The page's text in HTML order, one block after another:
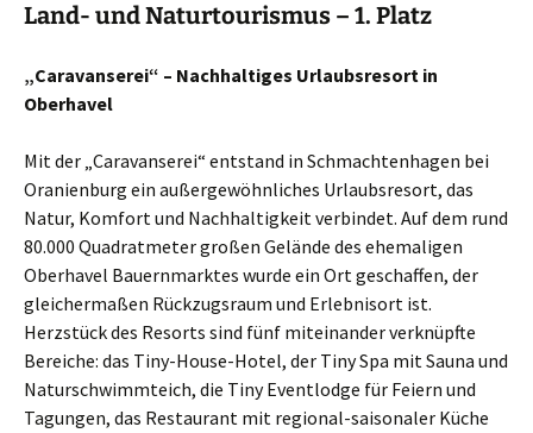
Land- und Naturtourismus – 1. Platz
„Caravanserei“ – Nachhaltiges Urlaubsresort in
Oberhavel
Mit der „Caravanserei“ entstand in Schmachtenhagen bei
Oranienburg ein außergewöhnliches Urlaubsresort, das
Natur, Komfort und Nachhaltigkeit verbindet. Auf dem rund
80.000 Quadratmeter großen Gelände des ehemaligen
Oberhavel Bauernmarktes wurde ein Ort geschaffen, der
gleichermaßen Rückzugsraum und Erlebnisort ist.
Herzstück des Resorts sind fünf miteinander verknüpfte
Bereiche: das Tiny-House-Hotel, der Tiny Spa mit Sauna und
Naturschwimmteich, die Tiny Eventlodge für Feiern und
Tagungen, das Restaurant mit regional-saisonaler Küche